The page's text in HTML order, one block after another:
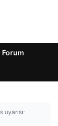
Forum